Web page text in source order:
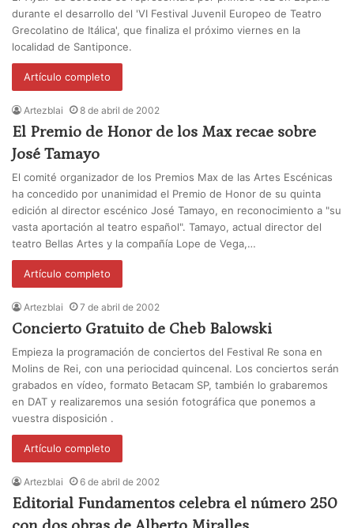
durante el desarrollo del 'VI Festival Juvenil Europeo de Teatro
Grecolatino de Itálica', que finaliza el próximo viernes en la
localidad de Santiponce.
Artículo completo
Artezblai 8 de abril de 2002
El Premio de Honor de los Max recae sobre
José Tamayo
El comité organizador de los Premios Max de las Artes Escénicas
ha concedido por unanimidad el Premio de Honor de su quinta
edición al director escénico José Tamayo, en reconocimiento a "su
vasta aportación al teatro español". Tamayo, actual director del
teatro Bellas Artes y la compañía Lope de Vega,…
Artículo completo
Artezblai 7 de abril de 2002
Concierto Gratuito de Cheb Balowski
Empieza la programación de conciertos del Festival Re sona en
Molins de Rei, con una periocidad quincenal. Los conciertos serán
grabados en vídeo, formato Betacam SP, también lo grabaremos
en DAT y realizaremos una sesión fotográfica que ponemos a
vuestra disposición .
Artículo completo
Artezblai 6 de abril de 2002
Editorial Fundamentos celebra el número 250